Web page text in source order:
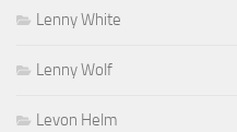
Lenny White
Lenny Wolf
Levon Helm